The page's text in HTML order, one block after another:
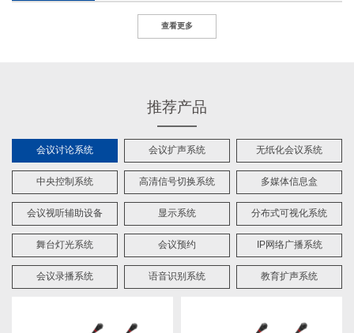
查看更多
推荐产品
会议讨论系统 会议扩声系统 无纸化会议系统
中央控制系统 高清信号切换系统 多媒体信息盒
会议视听辅助设备 显示系统 分布式可视化系统
舞台灯光系统 会议预约 IP网络广播系统
会议录播系统 语音识别系统 教育扩声系统